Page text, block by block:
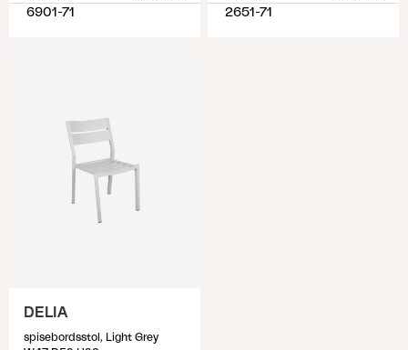
6901-71 2651-71
DELIA
spisebordsstol, Light Grey